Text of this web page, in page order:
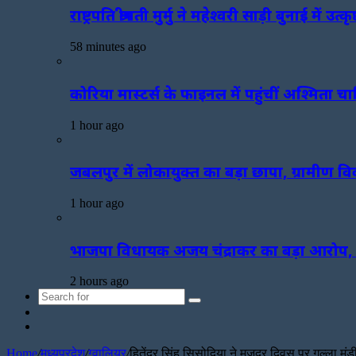
राष्ट्रपति श्रीमती मुर्मु ने महेश्वरी साड़ी बुनाई
58 minutes ago
कोरिया मास्टर्स के फाइनल में पहुंचीं अश्मिता
1 hour ago
जबलपुर में लोकायुक्त का बड़ा छापा, ग्रामीण
1 hour ago
भाजपा विधायक अजय चंद्राकर का बड़ा आरोप,
2 hours ago
Search